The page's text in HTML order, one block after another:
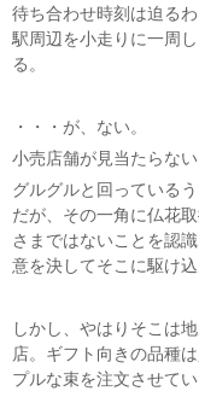
待ち合わせ時刻は迫る
駅周辺を小走りに一周
る。
・・・が、ない。
小売店舗が見当たらない
グルグルと回っている
だが、その一角に仏花
さまではないことを認
意を決してそこに駆け込
しかし、やはりそこは
店。ギフト向きの品種
プルな束を注文させてい